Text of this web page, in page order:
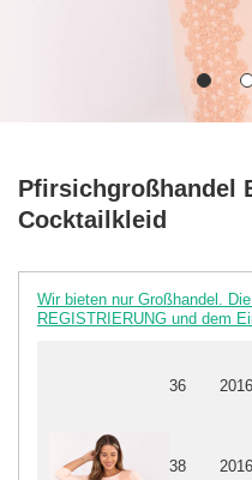
Pfirsichgroßhandel
Cocktailkleid
Wir bieten nur Großhandel.
REGISTRIERUNG und dem
36
38